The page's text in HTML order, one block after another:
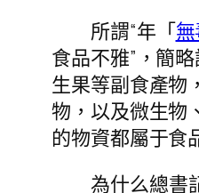
所謂“年「
食品不雅”，簡
生果等副食產物
物，以及微生物
的物資都屬于食
為什么總書